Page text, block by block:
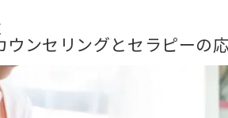
ウンセリングとセラピーの